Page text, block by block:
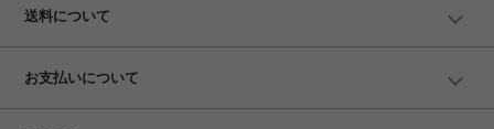
送料について
お支払いについて